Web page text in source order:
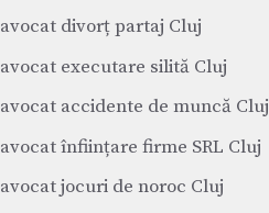
avocat divorț partaj Cluj
avocat executare silită Cluj
avocat accidente de muncă Cluj
avocat înființare firme SRL Cluj
avocat jocuri de noroc Cluj